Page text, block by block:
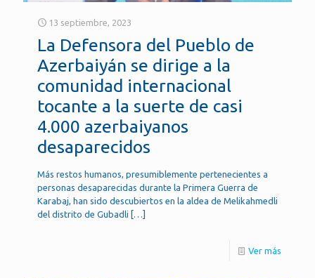
13 septiembre, 2023
La Defensora del Pueblo de
Azerbaiyán se dirige a la
comunidad internacional
tocante a la suerte de casi
4.000 azerbaiyanos
desaparecidos
Más restos humanos, presumiblemente pertenecientes a
personas desaparecidas durante la Primera Guerra de
Karabaj, han sido descubiertos en la aldea de Melikahmedli
del distrito de Gubadli […]
Ver más